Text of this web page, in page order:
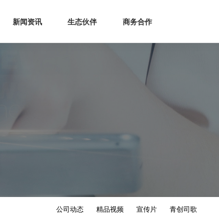
商业服务 新闻资讯 生态伙伴
新闻资讯 生态伙伴 商务合作
公司动态 精品视频 宣传片 青创司歌